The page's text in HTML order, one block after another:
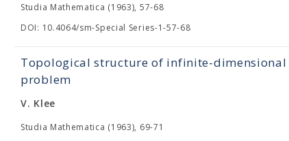
Studia Mathematica (1963), 57-68
DOI: 10.4064/sm-Special Series-1-57-68
Topological structure of infinite-
problem
V. Klee
Studia Mathematica (1963), 69-71